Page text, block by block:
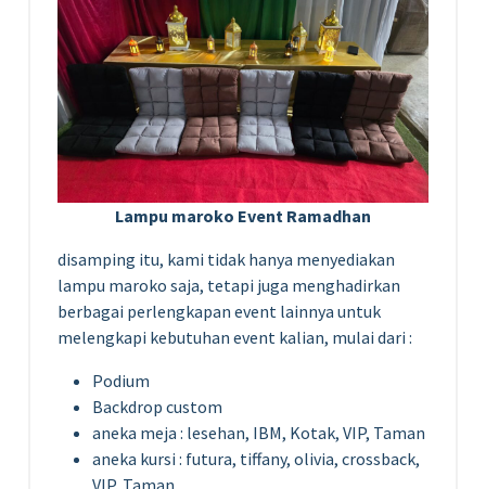
Lampu maroko Event Ramadhan
disamping itu, kami tidak hanya menyediakan
lampu maroko saja, tetapi juga menghadirkan
berbagai perlengkapan event lainnya untuk
melengkapi kebutuhan event kalian, mulai dari :
Podium
Backdrop custom
aneka meja : lesehan, IBM, Kotak, VIP, Taman
aneka kursi : futura, tiffany, olivia, crossback,
VIP, Taman